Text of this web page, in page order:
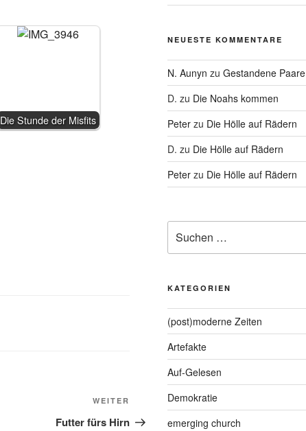
Die Stunde der Misfits
Nächster
Beitrag
WEITER
Futter fürs Hirn
NEUESTE KOMMENTARE
N. Aunyn zu Gestandene Paare
D. zu Die Noahs kommen
Peterzu Die Hölle auf Rädern
D. zu Die Hölle auf Rädern
Peterzu Die Hölle auf Rädern
nach:
KATEGORIEN
(post)moderne Zeiten
Artefakte
Auf-Gelesen
Demokratie
emerging church